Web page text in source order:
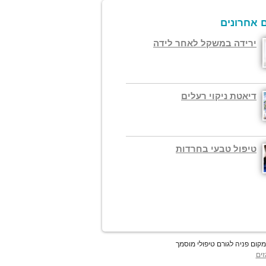
אחרונים
ירידה במשקל לאחר לידה
דיאטת ניקוי רעלים
טיפול טבעי בחרדות